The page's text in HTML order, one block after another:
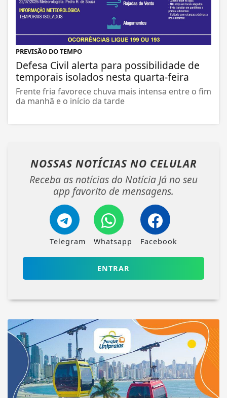
PREVISÃO DO TEMPO
Defesa Civil alerta para possibilidade de
temporais isolados nesta quarta-feira
Frente fria favorece chuva mais intensa entre o fim
da manhã e o início da tarde
NOSSAS NOTÍCIAS NO CELULAR
Receba as notícias do Notícia Já no seu
app favorito de mensagens.
Telegram Whatsapp Facebook
ENTRAR